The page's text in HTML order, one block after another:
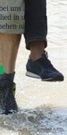
uns auch
in unserem
näher